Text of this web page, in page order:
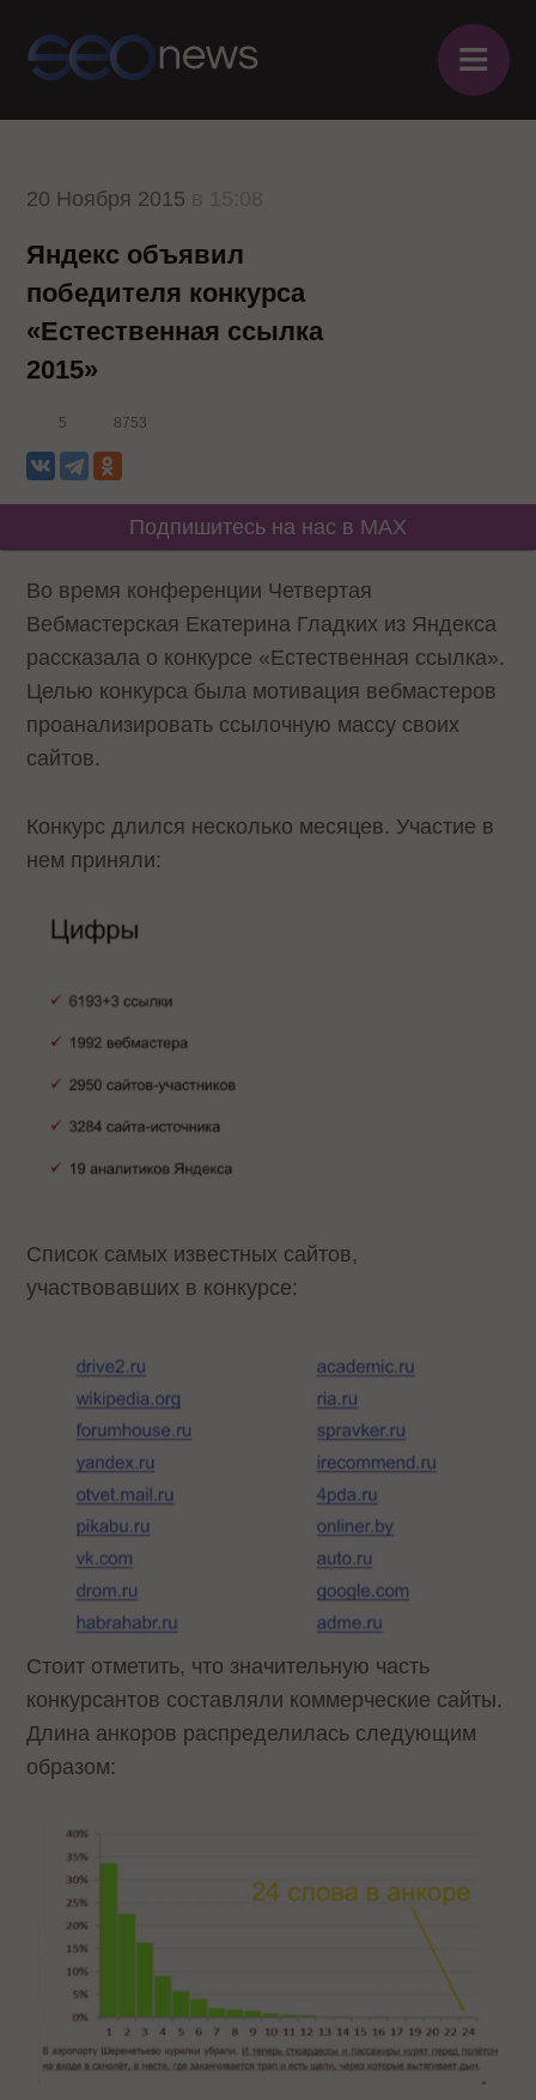
≡
20 Ноября 2015
Яндекс объявил
победителя конкурса
«Естественная ссылка
2015»
5 8753
Подпишитесь на нас в MAX
Во время конференции Четвертая
Вебмастерская Екатерина Гладких из Яндекса
рассказала о конкурсе «Естественная ссылка».
Целью конкурса была мотивация вебмастеров
проанализировать ссылочную массу своих
сайтов.
Конкурс длился несколько месяцев. Участие в
нем приняли:
Список самых известных сайтов,
участвовавших в конкурсе:
Стоит отметить, что значительную часть
конкурсантов составляли коммерческие сайты.
Длина анкоров распределилась следующим
образом: